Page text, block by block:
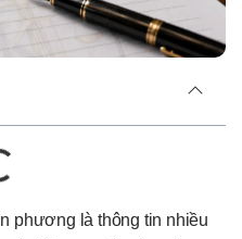
phương là thông tin nhiều